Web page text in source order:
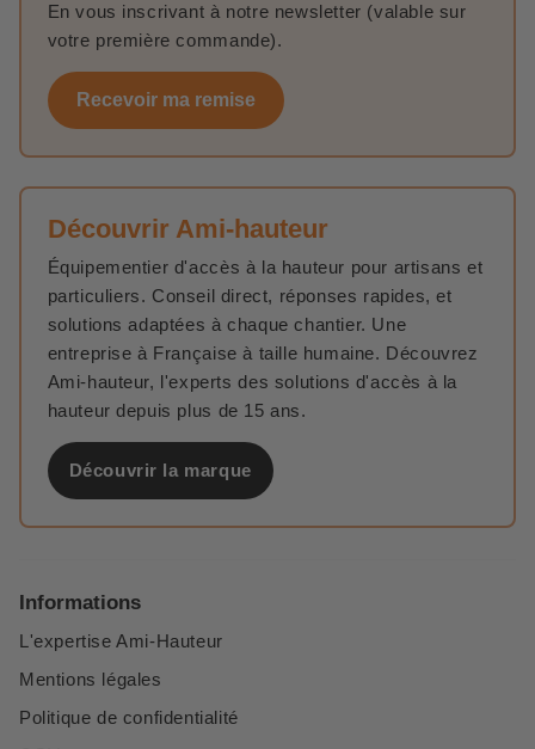
En vous inscrivant à notre newsletter (valable sur
votre première commande).
Recevoir ma remise
Découvrir Ami-hauteur
Équipementier d'accès à la hauteur pour artisans et
particuliers. Conseil direct, réponses rapides, et
solutions adaptées à chaque chantier. Une
entreprise à Française à taille humaine. Découvrez
Ami-hauteur, l'experts des solutions d'accès à la
hauteur depuis plus de 15 ans.
Découvrir la marque
Informations
L'expertise Ami-Hauteur
Mentions légales
Politique de confidentialité